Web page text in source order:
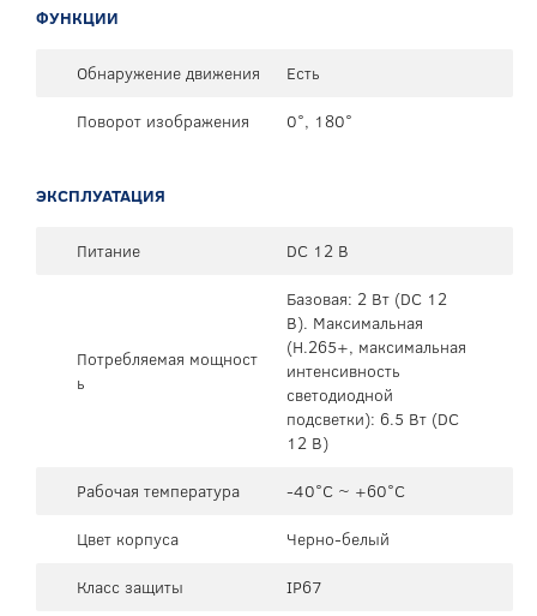
ФУНКЦИИ
Обнаружение движения
Есть
Поворот изображения
0°, 180°
ЭКСПЛУАТАЦИЯ
Питание DC 12 В
Потребляемая мощност
ь
Базовая: 2 Вт (DC 12
В). Максимальная
(H.265+, максимальная
интенсивность
светодиодной
подсветки): 6.5 Вт (DC
12 В)
Рабочая температура
-40°C ~ +60°C
Цвет корпуса
Черно-белый
Класс защиты
IP67